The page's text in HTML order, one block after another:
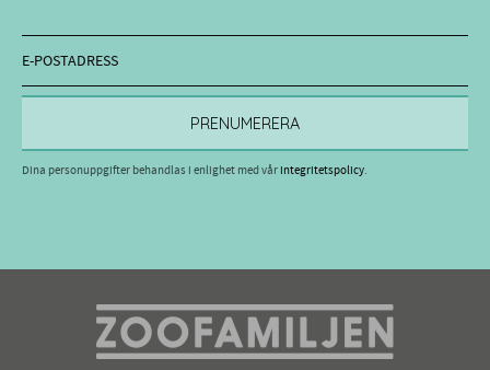
PRENUMERERA
Dina personuppgifter behandlas i enlighet med vårintegritetspolicy.